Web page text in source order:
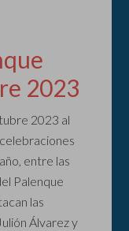
2023
2023 al
entre las
Palenque
las
Álvarez y